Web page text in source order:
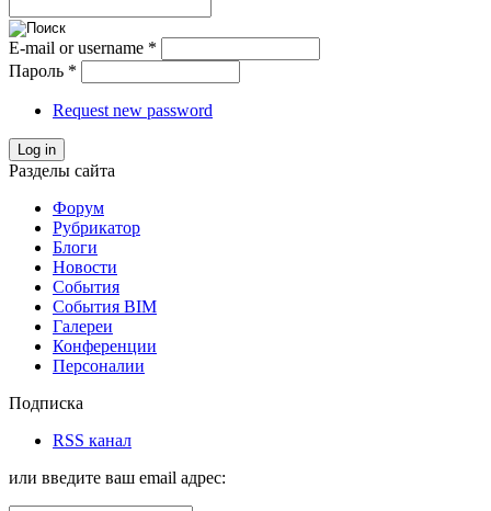
E-mail or username *
Пароль *
Request new password
Log in
Разделы сайта
Форум
Рубрикатор
Блоги
Новости
События
События BIM
Галереи
Конференции
Персоналии
Подписка
RSS канал
или введите ваш email адрес: